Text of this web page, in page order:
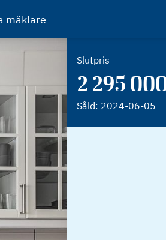
mäklare
Slutpris
2 295
Såld: 2024-06-05